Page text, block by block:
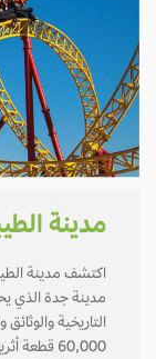
مدينة
اكتشف مدينة
مدينة جدة الذي
التاريخية والوثائق
60,000 قطعة